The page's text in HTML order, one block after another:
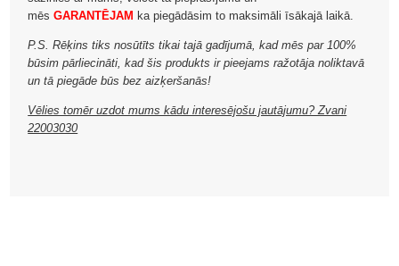
mēsGARANTĒJAM ka piegādāsim to maksimāli īsākajā laikā.
P.S. Rēķins tiks nosūtīts tikai tajā gadījumā, kad mēs par 100%
būsim pārliecināti, kad šis produkts ir pieejams ražotāja noliktavā
un tā piegāde būs bez aizķeršanās!
Vēlies tomēr uzdot mums kādu interesējošu jautājumu? Zvani
22003030